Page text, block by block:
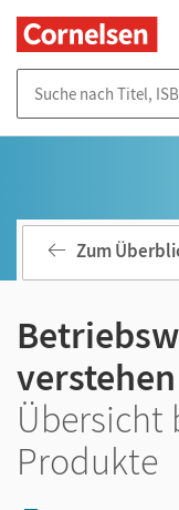
Zum
Übersicht
Produkte